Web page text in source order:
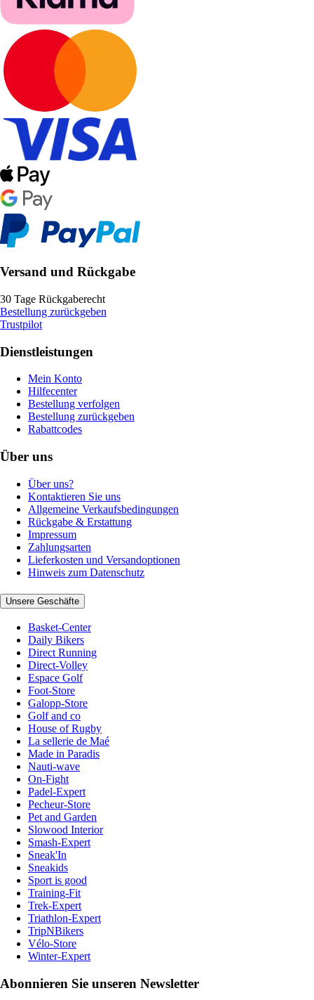
Versand und Rückgabe
30 Tage Rückgaberecht
Bestellung zurückgeben
Trustpilot
Dienstleistungen
Mein Konto
Hilfecenter
Bestellung verfolgen
Bestellung zurückgeben
Rabattcodes
Über uns
Über uns?
Kontaktieren Sie uns
Allgemeine Verkaufsbedingungen
Rückgabe & Erstattung
Impressum
Zahlungsarten
Lieferkosten und Versandoptionen
Hinweis zum Datenschutz
Unsere Geschäfte
Basket-Center
Daily Bikers
Direct Running
Direct-Volley
Espace Golf
Foot-Store
Galopp-Store
Golf and co
House of Rugby
La sellerie de Maé
Made in Paradis
Nauti-wave
On-Fight
Padel-Expert
Pecheur-Store
Pet and Garden
Slowood Interior
Smash-Expert
Sneak'In
Sneakids
Sport is good
Training-Fit
Trek-Expert
Triathlon-Expert
TripNBikers
Vélo-Store
Winter-Expert
Abonnieren Sie unseren Newsletter